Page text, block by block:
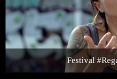
Festival